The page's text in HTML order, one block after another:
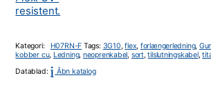
Kategori: H07RN-F Tags: 3G10,flex, forlængerledning,
kobber cu, Ledning, neoprenkabel, sort,tilslutningskabel,
Datablad:i Åbn katalog